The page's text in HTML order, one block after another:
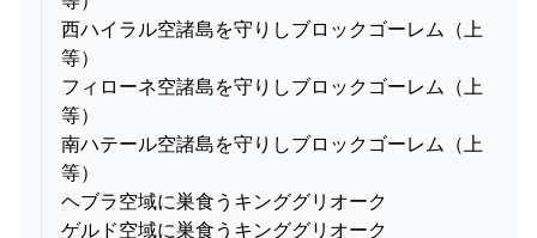
西ハイラル空諸島を守りしブロックゴーレム（上
等）
フィローネ空諸島を守りしブロックゴーレム（上
等）
南ハテール空諸島を守りしブロックゴーレム（上
等）
ヘブラ空域に巣食うキンググリオーク
ゲルド空域に巣食うキンググリオーク